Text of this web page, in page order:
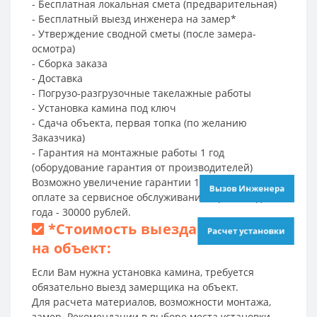
- Бесплатная локальная смета (предварительная)
- Бесплатный выезд инженера на замер*
- Утверждение сводной сметы (после замера-
осмотра)
- Сборка заказа
- Доставка
- Погрузо-разгрузочные такелажные работы
- Установка камина под ключ
- Сдача объекта, первая топка (по желанию
Заказчика)
- Гарантия на монтажные работы 1 год
(оборудование гарантия от производителей)
Возможно увеличение гарантии 1+2 года, при
оплате за сервисное обслуживание 1 раз в год на 2
года - 30000 рублей.
*Стоимость выезда инженера
на объект:
Если Вам нужна установка камина, требуется
обязательно выезд замерщика на объект.
Для расчета материалов, возможности монтажа,
Расчет установки
Вызов Инженера